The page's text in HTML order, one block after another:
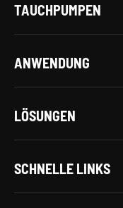
TAUCHPUMPEN
ANWENDUNG
LÖSUNGEN
SCHNELLE LINKS